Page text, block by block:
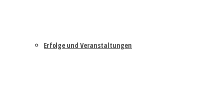
Erfolge und Veranstaltungen